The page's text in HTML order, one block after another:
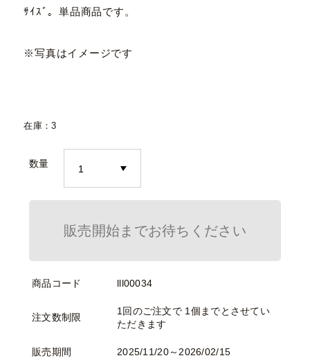
ｻｲｽﾞ。単品商品です。
※写真はイメージです
在庫：3
数量
販売開始までお待ちください
商品コード lll00034
注文数制限
1回のご注文で 1個までとさせてい
ただきます
販売期間 2025/11/20～2026/02/15